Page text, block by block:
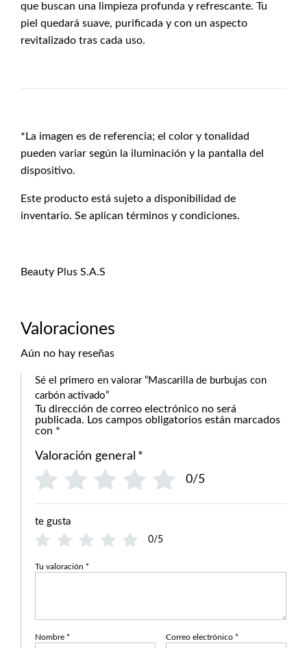
que buscan una limpieza profunda y refrescante. Tu
piel quedará suave, purificada y con un aspecto
revitalizado tras cada uso.
*La imagen es de referencia; el color y tonalidad
pueden variar según la iluminación y la pantalla del
dispositivo.
Este producto está sujeto a disponibilidad de
inventario. Se aplican términos y condiciones.
Beauty Plus S.A.S
Valoraciones
Aún no hay reseñas
Sé el primero en valorar “Mascarilla de burbujas con
carbón activado”
Tu dirección de correo electrónico no será
publicada. Los campos obligatorios están marcados
con *
Valoración general *
0/5
te gusta
0/5
Tu valoración *
Nombre * Correo electrónico *